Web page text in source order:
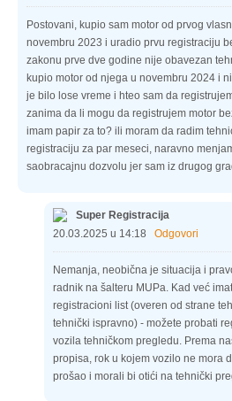
Postovani, kupio sam motor od prvog
novembru 2023 i uradio prvu registraciju
zakonu prve dve godine nije obavezan
kupio motor od njega u novembru 2024 i
je bilo lose vreme i hteo sam da
zanima da li mogu da registrujem motor
imam papir za to? ili moram da radim
registraciju za par meseci, naravno
saobracajnu dozvolu jer sam iz drugog
Super Registracija
20.03.2025 u 14:18 Odgovori
Nemanja, neobična je situacija i
radnik na šalteru MUPa. Kad već
registracioni list (overen od strane
tehnički ispravno) - možete probati
vozila tehničkom pregledu. Prema
propisa, rok u kojem vozilo ne mora
prošao i morali bi otići na tehnički